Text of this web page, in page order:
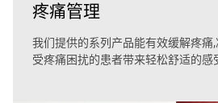
疼痛管理
我们提供的系列产品能有效缓解疼痛
受疼痛困扰的患者带来轻松舒适的感